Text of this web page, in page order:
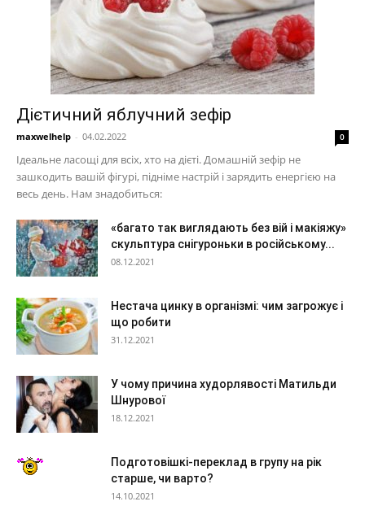
Дієтичний яблучний зефір
maxwelhelp - 04.02.2022 0
Ідеальне ласощі для всіх, хто на дієті. Домашній зефір не
зашкодить вашій фігурі, підніме настрій і зарядить енергією на
весь день. Нам знадобиться:
«багато так виглядають без вій і макіяжу»
скульптура снігуроньки в російському...
08.12.2021
Нестача цинку в організмі: чим загрожує і
що робити
31.12.2021
У чому причина худорлявості Матильди
Шнурової
18.12.2021
Подготовішкі-переклад в групу на рік
старше, чи варто?
14.10.2021